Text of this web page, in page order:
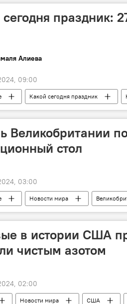
праздник:
Алиева
09:00
Какой сегодня праздник
Общество Владимир Ленин
Великобритании
стол
03:00
Новости мира
в истории США
чистым азотом
02:00
Новости мира США